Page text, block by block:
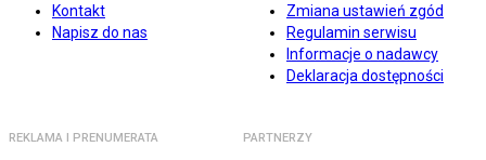
Kontakt
Napisz do nas
Zmiana ustawień zgód
Regulamin serwisu
Informacje o nadawcy
Deklaracja dostępności
REKLAMA I PRENUMERATA PARTNERZY